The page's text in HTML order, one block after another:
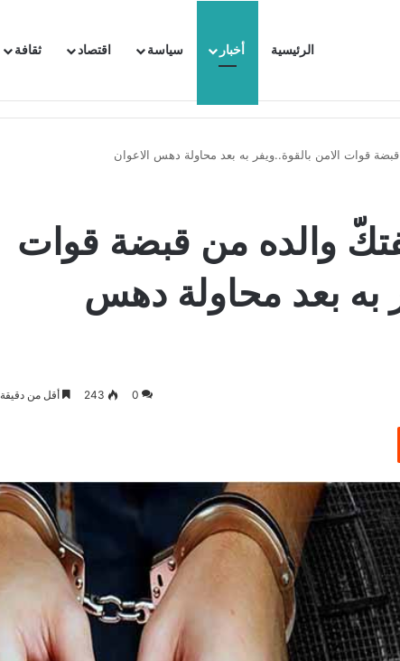
الرئيسية أخبار سياسة اقتصاد ثقافة
تستدعي السفيرة الفرنسية بتونس وتبلغها احتجاجا شديد اللهجة !!
قوات الامن بالقوة..ويفر به بعد محاولة دهس الاعوان
والده من قبضة قوات
به بعد محاولة دهس
0
243 أقل من دقيقة